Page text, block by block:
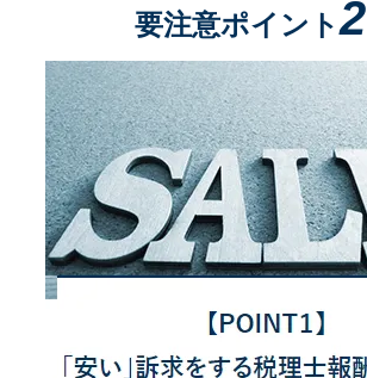
要注意ポイント2